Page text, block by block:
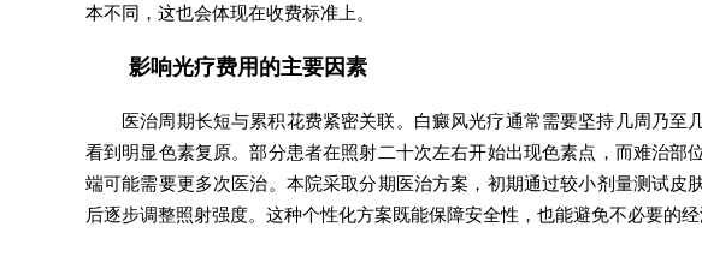
本不同，这也会体现在收费标准上。
影响光疗费用的主要因素
医治周期长短与累积花费紧密关联。白癜风光疗通常需要坚持几周乃至
看到明显色素复原。部分患者在照射二十次左右开始出现色素点，而难治部
端可能需要更多次医治。本院采取分期医治方案，初期通过较小剂量测试皮
后逐步调整照射强度。这种个性化方案既能保障安全性，也能避免不必要的